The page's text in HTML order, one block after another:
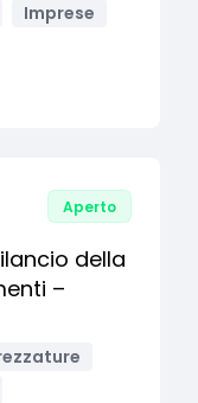
Imprese
Aperto
della
–